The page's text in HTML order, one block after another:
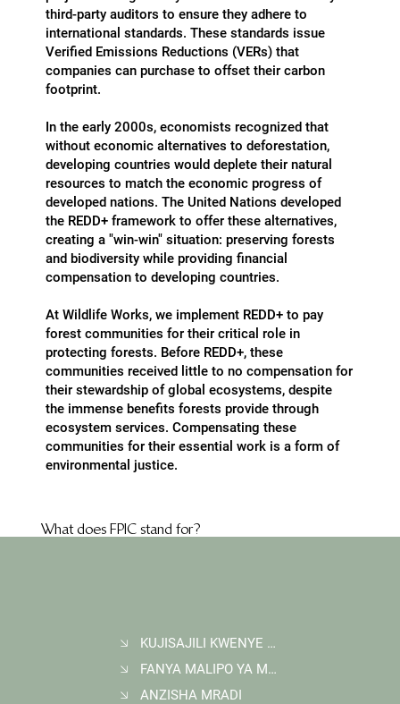
third-party auditors to ensure they adhere to
international standards. These standards issue
Verified Emissions Reductions (VERs) that
companies can purchase to offset their carbon
footprint.​
In the early 2000s, economists recognized that
without economic alternatives to deforestation,
developing countries would deplete their natural
resources to match the economic progress of
developed nations. The United Nations developed
the REDD+ framework to offer these alternatives,
creating a "win-win" situation: preserving forests
and biodiversity while providing financial
compensation to developing countries.
At Wildlife Works, we implement REDD+ to pay
forest communities for their critical role in
protecting forests. Before REDD+, these
communities received little to no compensation for
their stewardship of global ecosystems, despite
the immense benefits forests provide through
ecosystem services. Compensating these
communities for their essential work is a form of
environmental justice.
What does FPIC stand for?
What does additionality mean?
What is the concept of leakage?
KUJISAJILI KWENYE JARIDA
FANYA MALIPO YA MAUZO YA HEWAKAA
ANZISHA MRADI